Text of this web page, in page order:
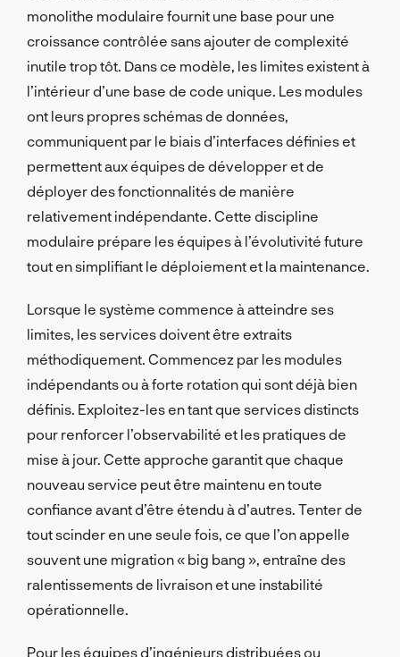
monolithe modulaire fournit une base pour une
croissance contrôlée sans ajouter de complexité
inutile trop tôt. Dans ce modèle, les limites existent à
l’intérieur d’une base de code unique. Les modules
ont leurs propres schémas de données,
communiquent par le biais d’interfaces définies et
permettent aux équipes de développer et de
déployer des fonctionnalités de manière
relativement indépendante. Cette discipline
modulaire prépare les équipes à l’évolutivité future
tout en simplifiant le déploiement et la maintenance.
Lorsque le système commence à atteindre ses
limites, les services doivent être extraits
méthodiquement. Commencez par les modules
indépendants ou à forte rotation qui sont déjà bien
définis. Exploitez-les en tant que services distincts
pour renforcer l’observabilité et les pratiques de
mise à jour. Cette approche garantit que chaque
nouveau service peut être maintenu en toute
confiance avant d’être étendu à d’autres. Tenter de
tout scinder en une seule fois, ce que l’on appelle
souvent une migration « big bang », entraîne des
ralentissements de livraison et une instabilité
opérationnelle.
Pour les équipes d’ingénieurs distribuées ou